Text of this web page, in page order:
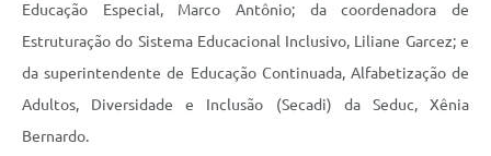
Educação Especial, Marco Antônio; da coordenadora de
Estruturação do Sistema Educacional Inclusivo, Liliane Garcez; e
da superintendente de Educação Continuada, Alfabetização de
Adultos, Diversidade e Inclusão (Secadi) da Seduc, Xênia
Bernardo.